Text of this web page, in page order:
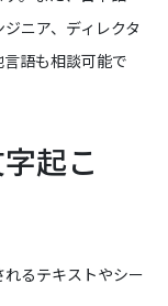
ニア、ディレクタ
語も相談可能で
起こ
るテキストやシー